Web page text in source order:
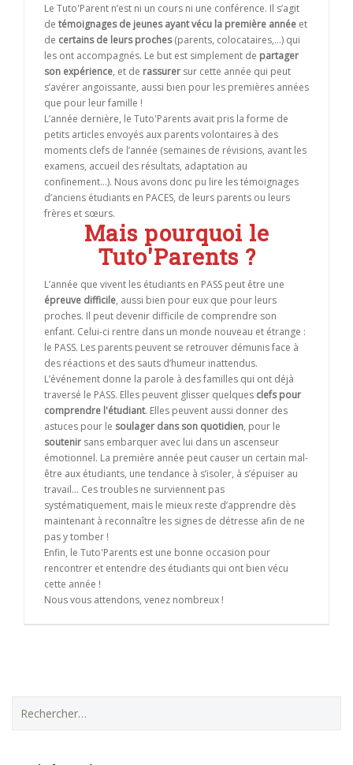
Le Tuto'Parent n’est ni un cours ni une conférence. Il s’agit
de témoignages de jeunes ayant vécu la première année et
de certains de leurs proches(parents, colocataires,...) qui
les ont accompagnés. Le but est simplement de partager
son expérience, et de rassurer sur cette année qui peut
s’avérer angoissante, aussi bien pour les premières années
que pour leur famille !
L’année dernière, le Tuto'Parents avait pris la forme de
petits articles envoyés aux parents volontaires à des
moments clefs de l’année (semaines de révisions, avant les
examens, accueil des résultats, adaptation au
confinement…). Nous avons donc pu lire les témoignages
d’anciens étudiants en PACES, de leurs parents ou leurs
frères et sœurs.
Mais pourquoi le
Tuto'Parents ?
L’année que vivent les étudiants en PASS peut être une
épreuve difficile, aussi bien pour eux que pour leurs
proches. Il peut devenir difficile de comprendre son
enfant. Celui-ci rentre dans un monde nouveau et étrange :
le PASS. Les parents peuvent se retrouver démunis face à
des réactions et des sauts d’humeur inattendus.
L’événement donne la parole à des familles qui ont déjà
traversé le PASS. Elles peuvent glisser quelques clefs pour
comprendre l'étudiant. Elles peuvent aussi donner des
astuces pour le soulager dans son quotidien, pour le
soutenir sans embarquer avec lui dans un ascenseur
émotionnel. La première année peut causer un certain mal-
être aux étudiants, une tendance à s’isoler, à s’épuiser au
travail… Ces troubles ne surviennent pas
systématiquement, mais le mieux reste d’apprendre dès
maintenant à reconnaître les signes de détresse afin de ne
pas y tomber !
Enfin, le Tuto'Parents est une bonne occasion pour
rencontrer et entendre des étudiants qui ont bien vécu
cette année !
Nous vous attendons, venez nombreux !